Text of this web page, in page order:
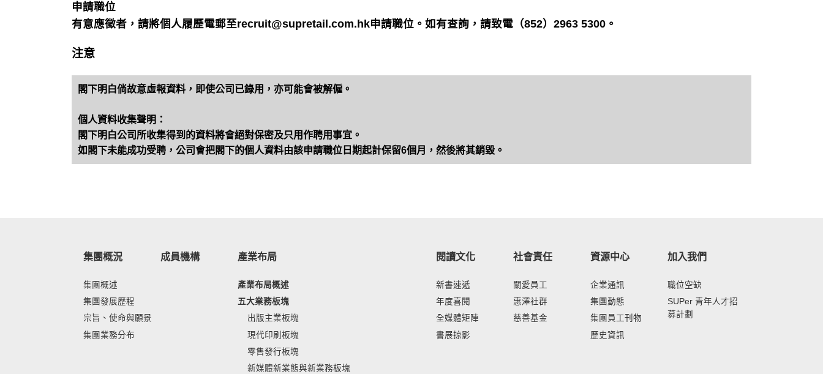
申請職位
有意應徵者，請將個人履歷電郵至recruit@supretail.com.hk申請職位。如有查詢，請致電（852）2963 5300。
注意
閣下明白倘故意虛報資料，即使公司已錄用，亦可能會被解僱。
個人資料收集聲明：
閣下明白公司所收集得到的資料將會絕對保密及只用作聘用事宜。
如閣下未能成功受聘，公司會把閣下的個人資料由該申請職位日期起計保留6個月，然後將其銷毀。
集團概況
集團概述
集團發展歷程
宗旨、使命與願景
集團業務分布
成員機構 產業布局
產業布局概述
五大業務板塊
出版主業板塊
現代印刷板塊
零售發行板塊
新媒體新業態與新業務板塊
閱讀文化
新書速遞
年度喜閱
全媒體矩陣
書展掠影
社會責任
關愛員工
惠澤社群
慈善基金
資源中心
企業通訊
集團動態
集團員工刊物
歷史資訊
加入我們
職位空缺
SUPer 青年人才招
募計劃